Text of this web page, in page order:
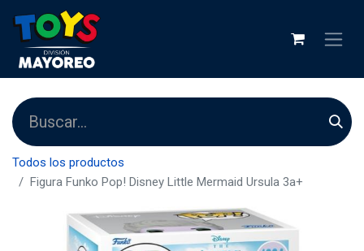
Todos los productos
Figura Funko Pop! Disney Little Mermaid Ursula 3a+